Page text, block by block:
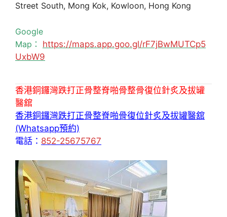
Street South, Mong Kok, Kowloon, Hong Kong
Google
Map： https://maps.app.goo.gl/rF7jBwMUTCp5
UxbW9
香港銅鑼灣跌打正骨整脊啪骨整骨復位針炙及拔罐
醫舘
香港銅鑼灣跌打正骨整脊啪骨復位針炙及拔罐醫舘
(Whatsapp預約)
電話： 852-25675767